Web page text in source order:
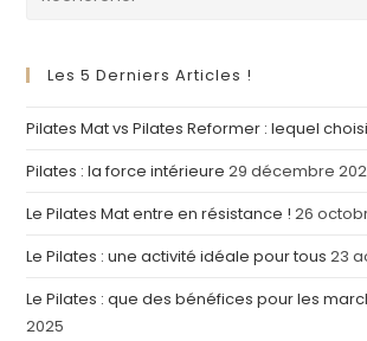
Les 5 Derniers Articles !
Pilates Mat vs Pilates Reformer : lequel
Pilates : la force intérieure 29 décembre
Le Pilates Mat entre en résistance ! 26
Le Pilates : une activité idéale pour tous 23
Le Pilates : que des bénéfices pour les
2025